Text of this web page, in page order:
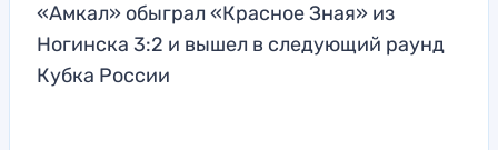
«Амкал» обыграл «Красное Зная» из
Ногинска 3:2 и вышел в следующий раунд
Кубка России